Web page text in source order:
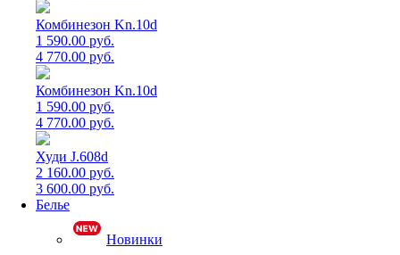
Комбинезон Kn.10d
1 590.00 руб.
4 770.00 руб.
Комбинезон Kn.10d
1 590.00 руб.
4 770.00 руб.
Худи J.608d
2 160.00 руб.
3 600.00 руб.
Белье
Новинки